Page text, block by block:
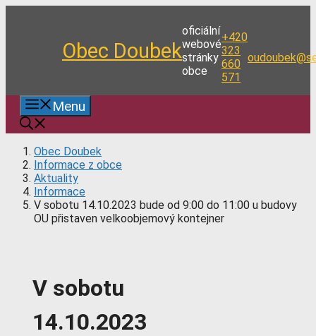
Obec Doubek
oficiální
webové
stránky
obce
+420
323
660
571
Menu
Obec Doubek
Informace z obce
Aktuality
Informace
V sobotu 14.10.2023 bude od 9:00 do 11:00 u budovy
OU přistaven velkoobjemový kontejner
V sobotu
14.10.2023